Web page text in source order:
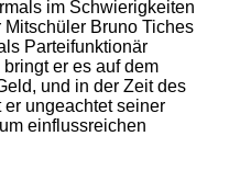
im Schwierigkeiten
Mitschüler Bruno Tiches
Parteifunktionär
er es auf dem
und in der Zeit des
ungeachtet seiner
einflussreichen